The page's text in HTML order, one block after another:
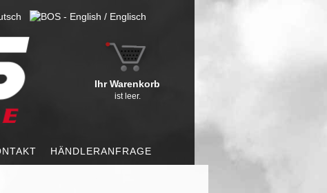
HÄNDLERANFRAGE
Ihr Warenkorb
ist leer.